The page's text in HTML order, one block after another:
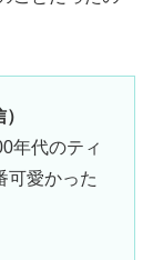
年代のティ
可愛かった